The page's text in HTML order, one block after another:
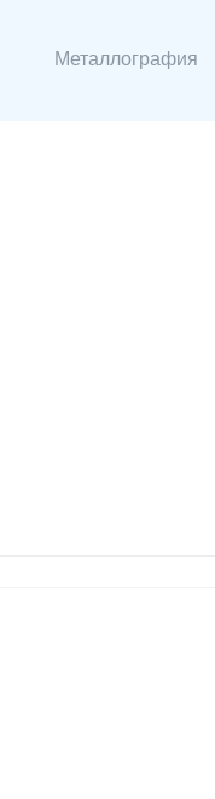
Металлография